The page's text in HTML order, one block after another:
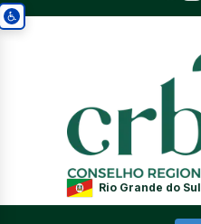
Rio Grande do Sul